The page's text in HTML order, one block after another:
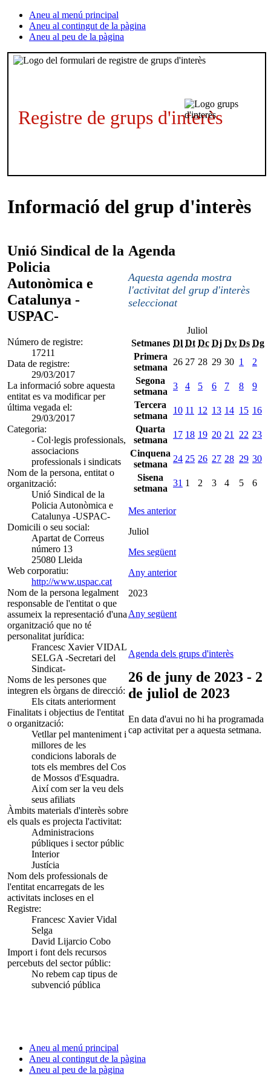
Aneu al menú principal
Aneu al contingut de la pàgina
Aneu al peu de la pàgina
Registre de grups d'interès
Informació del grup d'interès
Unió Sindical de la
Policia
Autonòmica e
Catalunya -
USPAC-
Número de registre:
17211
Data de registre:
29/03/2017
La informació sobre aquesta
entitat es va modificar per
última vegada el:
29/03/2017
Categoria:
- Col·legis professionals,
associacions
professionals i sindicats
Nom de la persona, entitat o
organització:
Unió Sindical de la
Policia Autonòmica e
Catalunya -USPAC-
Domicili o seu social:
Apartat de Correus
número 13
25080 Lleida
Web corporatiu:
http://www.uspac.cat
Nom de la persona legalment
responsable de l'entitat o que
assumeix la representació d'una
organització que no té
personalitat jurídica:
Francesc Xavier VIDAL
SELGA -Secretari del
Sindicat-
Noms de les persones que
integren els òrgans de direcció:
Els citats anteriorment
Finalitats i objectius de l'entitat
o organització:
Vetllar pel manteniment i
millores de les
condicions laborals de
tots els membres del Cos
de Mossos d'Esquadra.
Així com ser la veu dels
seus afiliats
Àmbits materials d'interès sobre
els quals es projecta l'activitat:
Administracions
públiques i sector públic
Interior
Justícia
Nom dels professionals de
l'entitat encarregats de les
activitats incloses en el
Registre:
Francesc Xavier Vidal
Selga
David Lijarcio Cobo
Import i font dels recursos
percebuts del sector públic:
No rebem cap tipus de
subvenció pública
Agenda
Aquesta agenda mostra
l'activitat del grup d'interès
seleccionat
Juliol
Setmanes Dl Dt Dc Dj Dv Ds Dg
Primera
setmana
26 27 28 29 30 1
2
Segona
setmana
3 4 5 6 7 8
9
Tercera
setmana
10 11 12 13 14 15 16
Quarta
setmana
17 18 19 20 21 22 23
Cinquena
setmana
24 25 26 27 28 29 30
Sisena
setmana
31 1 2 3 4 5 6
Mes anterior
Juliol
Mes següent
Any anterior
2023
Any següent
Agenda dels grups d'interès
26 de juny de 2023 - 2
de juliol de 2023
En data d'avui no hi ha programada
cap activitat per a aquesta setmana.
Aneu al menú principal
Aneu al contingut de la pàgina
Aneu al peu de la pàgina